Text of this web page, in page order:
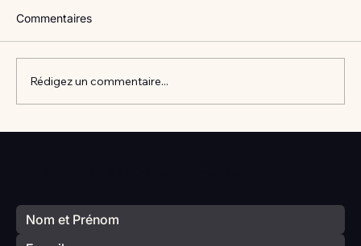
Commentaires
Rédigez un commentaire...